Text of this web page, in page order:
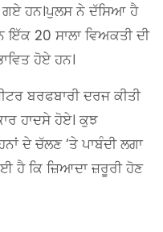
ਹਨ।ਪੁਲਸ ਨੇ ਦੱਸਿਆ ਹੈ
ਇੱਕ 20 ਸਾਲਾ ਵਿਅਕਤੀ ਦੀ
ਹੋਏ ਹਨ।
ਬਰਫਬਾਰੀ ਦਰਜ ਕੀਤੀ
ਹਾਦਸੇ ਹੋਏ। ਕੁਝ
ਦੇ ਚੱਲਣ ‘ਤੇ ਪਾਬੰਦੀ ਲਗਾ
ਹੈ ਕਿ ਜ਼ਿਆਦਾ ਜ਼ਰੂਰੀ ਹੋਣ